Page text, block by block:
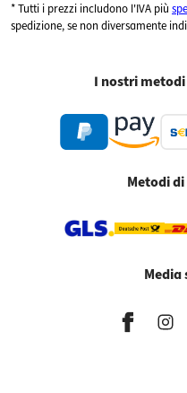
* Tutti i prezzi includono l'IVA più
spedizione, se non diversamente
I nostri
Metodi
Media